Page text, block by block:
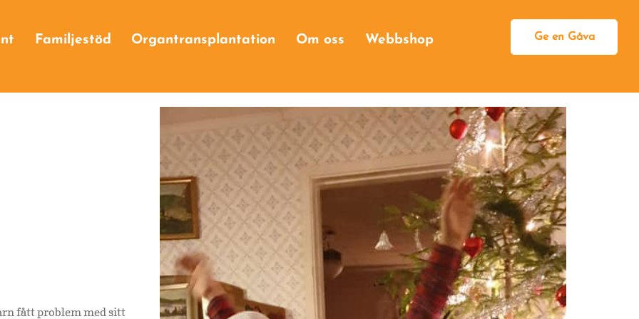
Ge företagsgåva
Våra företagssponsorer
Familjestöd Organtransplantation Om oss Webbshop Ge en Gåva
Egen insamling
Högtidsgåva
Minnesgåva
Testamentsgåva
Som företag
fått problem med sitt